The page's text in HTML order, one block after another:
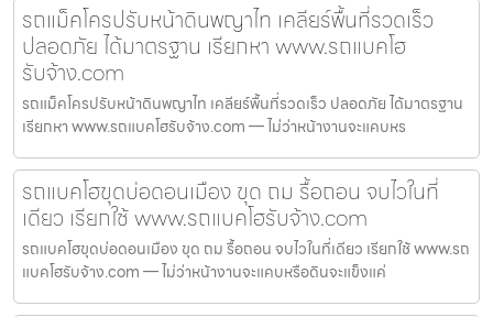
รถแม็คโครปรับหน้าดินพญาไท เคลียร์พื้นที่รวดเร็ว
ปลอดภัย ได้มาตรฐาน เรียกหา www.รถแบคโฮ
รับจ้าง.com
รถแม็คโครปรับหน้าดินพญาไท เคลียร์พื้นที่รวดเร็ว ปลอดภัย ได้มาตรฐาน
เรียกหา www.รถแบคโฮรับจ้าง.com — ไม่ว่าหน้างานจะแคบหร
รถแบคโฮขุดบ่อดอนเมือง ขุด ถม รื้อถอน จบไวในที่
เดียว เรียกใช้ www.รถแบคโฮรับจ้าง.com
รถแบคโฮขุดบ่อดอนเมือง ขุด ถม รื้อถอน จบไวในที่เดียว เรียกใช้ www.รถ
แบคโฮรับจ้าง.com — ไม่ว่าหน้างานจะแคบหรือดินจะแข็งแค่